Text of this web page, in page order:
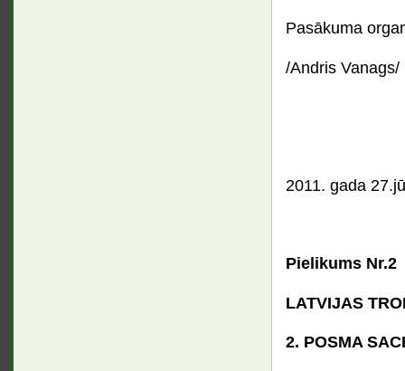
Pasākuma
/Andris Vanags/
2011. gada
Pielikums Nr.2
LATVIJAS
2. POSMA